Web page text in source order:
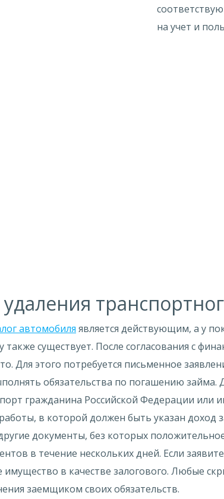
на учет и
автомобиля является действующим, а у
существует. После согласования с
Для этого потребуется письменное
обязательства по погашению
гражданина Российской Федерации или
в которой должен быть указан доход
документы, без которых
в течение нескольких дней. Если
в качестве залогового. Любые
заемщиком своих обязательств.